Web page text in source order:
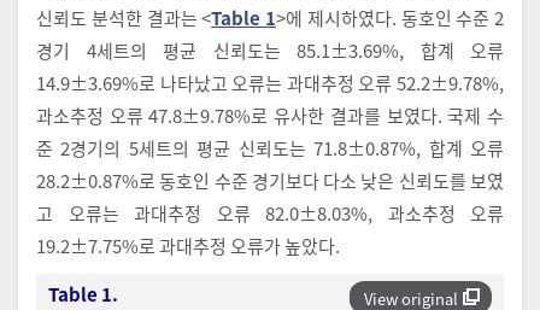
신뢰도 분석한 결과는 <Table 1>에 제시하였다. 동호인 수준 2
경기 4세트의 평균 신뢰도는 85.1±3.69%, 합계 오류
14.9±3.69%로 나타났고 오류는 과대추정 오류 52.2±9.78%,
과소추정 오류 47.8±9.78%로 유사한 결과를 보였다. 국제 수
준 2경기의 5세트의 평균 신뢰도는 71.8±0.87%, 합계 오류
28.2±0.87%로 동호인 수준 경기보다 다소 낮은 신뢰도를 보였
고 오류는 과대추정 오류 82.0±8.03%, 과소추정 오류
19.2±7.75%로 과대추정 오류가 높았다.
View original
Table 1.